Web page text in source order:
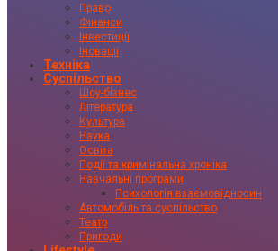
Право
Фінанси
Інвестиції
Іновації
Техніка
Суспільство
Шоу-бізнес
Література
Культура
Наука
Освіта
Події та кримінальна хроніка
Навчальні програми
Психологія взаємовідносин
Автомобіль та суспільство
Театр
Пригоди